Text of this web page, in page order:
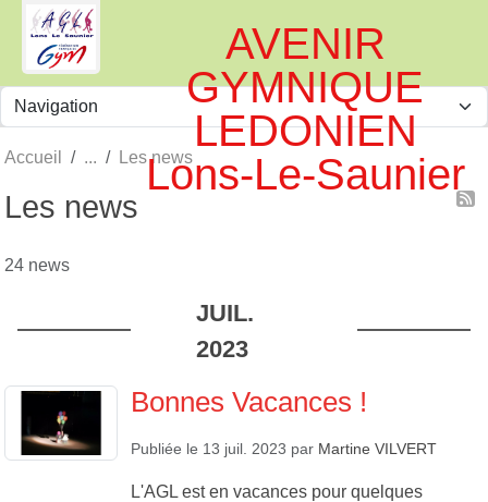
AVENIR
GYMNIQUE
LEDONIEN
Lons-Le-Saunier
Accueil Les news
Les news
24 news
JUIL.
2023
Bonnes Vacances !
Publiée le 13 juil. 2023 par Martine VILVERT
L'AGL est en vacances pour quelques
Panneau de gestion des cookies